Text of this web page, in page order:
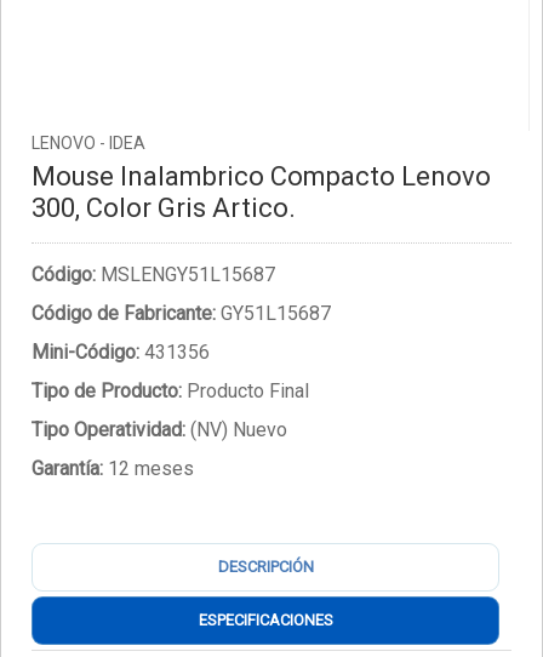
LENOVO - IDEA
Mouse Inalambrico Compacto Lenovo
300, Color Gris Artico.
Código: MSLENGY51L15687
Código de Fabricante: GY51L15687
Mini-Código: 431356
Tipo de Producto: Producto Final
Tipo Operatividad: (NV) Nuevo
Garantía: 12 meses
DESCRIPCIÓN
ESPECIFICACIONES